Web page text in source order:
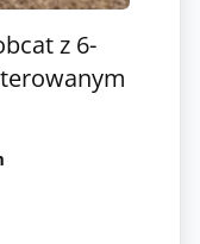
z 6-